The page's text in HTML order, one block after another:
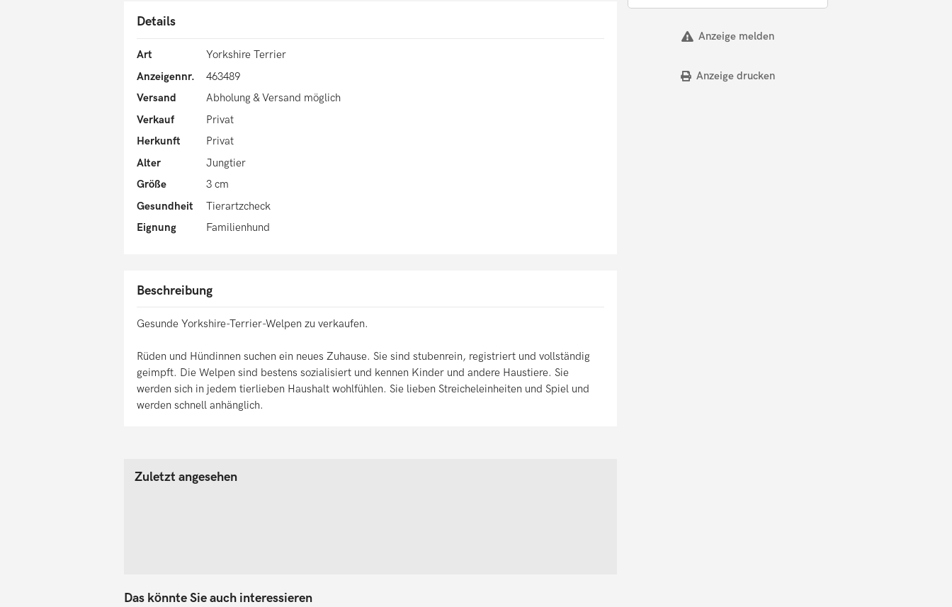
Details
Art
Yorkshire Terrier
Anzeigennr.
463489
Versand
Abholung & Versand möglich
Verkauf
Privat
Herkunft
Privat
Alter
Jungtier
Größe
3 cm
Gesundheit
Tierartzcheck
Eignung
Familienhund
Beschreibung
Gesunde Yorkshire-Terrier-Welpen zu verkaufen.
Rüden und Hündinnen suchen ein neues Zuhause. Sie sind stubenrein, registriert und vollständig
geimpft. Die Welpen sind bestens sozialisiert und kennen Kinder und andere Haustiere. Sie
werden sich in jedem tierlieben Haushalt wohlfühlen. Sie lieben Streicheleinheiten und Spiel und
werden schnell anhänglich.
Anzeige melden
Anzeige drucken
Zuletzt angesehen
Das könnte Sie auch interessieren